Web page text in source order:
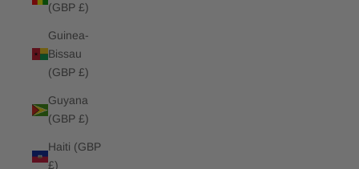
(GBP £)
Guinea-
Bissau
(GBP £)
Guyana
(GBP £)
Haiti (GBP
£)